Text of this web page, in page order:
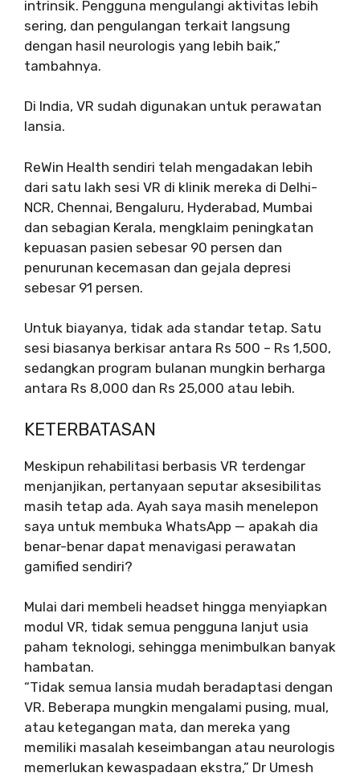
intrinsik. Pengguna mengulangi aktivitas lebih
sering, dan pengulangan terkait langsung
dengan hasil neurologis yang lebih baik,”
tambahnya.
Di India, VR sudah digunakan untuk perawatan
lansia.
ReWin Health sendiri telah mengadakan lebih
dari satu lakh sesi VR di klinik mereka di Delhi-
NCR, Chennai, Bengaluru, Hyderabad, Mumbai
dan sebagian Kerala, mengklaim peningkatan
kepuasan pasien sebesar 90 persen dan
penurunan kecemasan dan gejala depresi
sebesar 91 persen.
Untuk biayanya, tidak ada standar tetap. Satu
sesi biasanya berkisar antara Rs 500 – Rs 1,500,
sedangkan program bulanan mungkin berharga
antara Rs 8,000 dan Rs 25,000 atau lebih.
KETERBATASAN
Meskipun rehabilitasi berbasis VR terdengar
menjanjikan, pertanyaan seputar aksesibilitas
masih tetap ada. Ayah saya masih menelepon
saya untuk membuka WhatsApp — apakah dia
benar-benar dapat menavigasi perawatan
gamified sendiri?
Mulai dari membeli headset hingga menyiapkan
modul VR, tidak semua pengguna lanjut usia
paham teknologi, sehingga menimbulkan banyak
hambatan.
“Tidak semua lansia mudah beradaptasi dengan
VR. Beberapa mungkin mengalami pusing, mual,
atau ketegangan mata, dan mereka yang
memiliki masalah keseimbangan atau neurologis
memerlukan kewaspadaan ekstra,” Dr Umesh